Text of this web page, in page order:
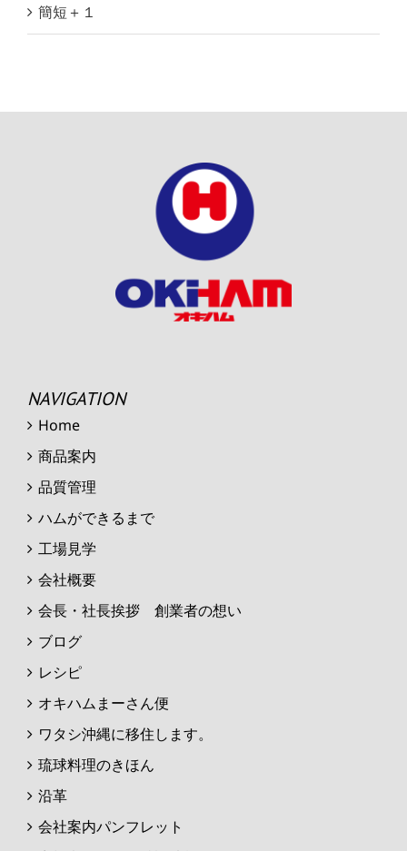
簡短＋１
NAVIGATION
Home
商品案内
品質管理
ハムができるまで
工場見学
会社概要
会長・社長挨拶 創業者の想い
ブログ
レシピ
オキハムまーさん便
ワタシ沖縄に移住します。
琉球料理のきほん
沿革
会社案内パンフレット